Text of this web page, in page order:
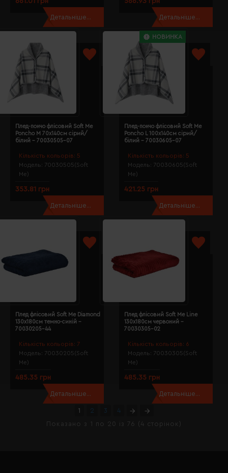
Детальніше... Детальніше...
Кількість кольорів: 5
Модель: 70030505(Soft
Me)
Плед-пончо флісовий Soft Me
Poncho M 70х140см сірий/
білий - 70030505-07
353.81 грн
Детальніше...
НОВИНКА
Кількість кольорів: 5
Модель: 70030605(Soft
Me)
Плед-пончо флісовий Soft Me
Poncho L 100х140см сірий/
білий - 70030605-07
421.25 грн
Детальніше...
Кількість кольорів: 7
Модель: 70030205(Soft
Me)
Плед флісовий Soft Me Diamond
130х180см темно-синій -
70030205-44
485.35 грн
Детальніше...
Кількість кольорів: 6
Модель: 70030305(Soft
Me)
Плед флісовий Soft Me Line
130х180см червоний -
70030305-02
485.35 грн
Детальніше...
1 2 3
4
Показано з 1 по 20 із 76 (4 сторінок)